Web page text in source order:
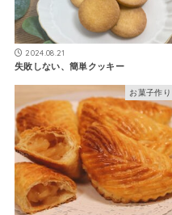
2024.08.21
失敗しない、簡単クッキー
お菓子作り